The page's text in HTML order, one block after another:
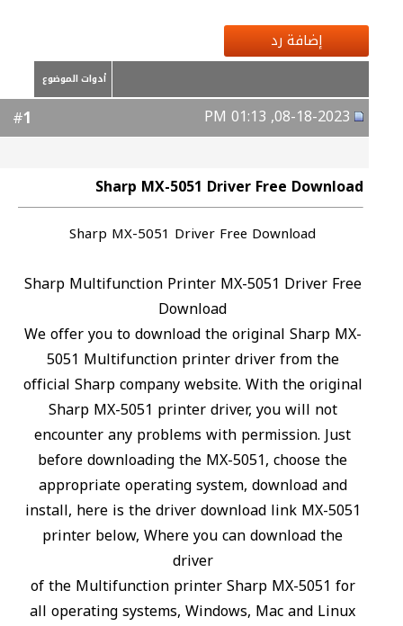
إضافة رد
أدوات الموضوع
1
Sharp MX-5051 Driver Free Download
Sharp MX-5051 Driver Free Download
Sharp Multifunction Printer MX-5051 Driver Free
Download
We offer you to download the original Sharp MX-
5051 Multifunction printer driver from the
official Sharp company website. With the original
Sharp MX-5051 printer driver, you will not
encounter any problems with permission. Just
before downloading the MX-5051, choose the
appropriate operating system, download and
install, here is the driver download link MX-5051
printer below, Where you can download the
driver
of the Multifunction printer Sharp MX-5051 for
all operating systems, Windows, Mac and Linux